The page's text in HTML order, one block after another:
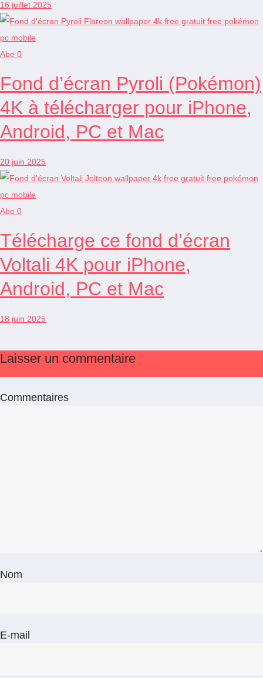
16 juillet 2025
Abe 0
Fond d’écran Pyroli (Pokémon)
4K à télécharger pour iPhone,
Android, PC et Mac
20 juin 2025
Abe 0
Télécharge ce fond d’écran
Voltali 4K pour iPhone,
Android, PC et Mac
18 juin 2025
Laisser un commentaire
Commentaires
Nom
E-mail